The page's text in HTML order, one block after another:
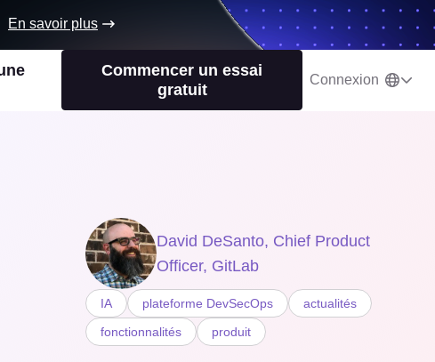
Commencer un essai
gratuit
Connexion
En savoir plus
David DeSanto, Chief Product
Officer, GitLab
IA plateforme DevSecOps
actualités
fonctionnalités
produit